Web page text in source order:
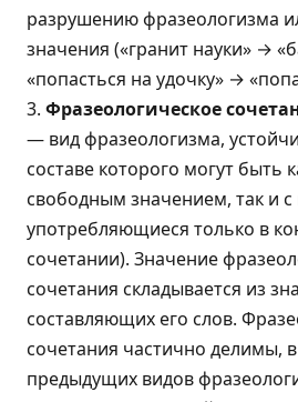
разрушению фразеологизма
значения («гранит науки» →
«попасться на удочку» →
3. Фразеологическое
— вид фразеологизма,
составе которого могут быть
свободным значением, так и
употребляющиеся только в
сочетании). Значение
сочетания складывается из
составляющих его слов.
сочетания частично делимы,
предыдущих видов